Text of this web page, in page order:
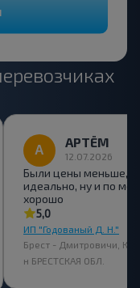
АРТЁМ
12.07.2026
Были цены меньше,
идеально, ну и по
хорошо
5,0
ИП "Годованый Д. Н."
Брест - Дмитровичи,
н БРЕСТСКАЯ ОБЛ.